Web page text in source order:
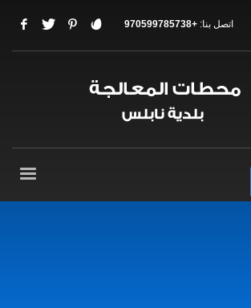
اتصل بنا: +970599785738